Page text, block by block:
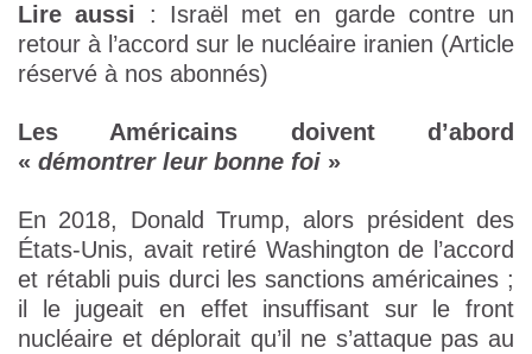
Lire aussi : Israël met en garde contre un
retour à l’accord sur le nucléaire iranien (Article
réservé à nos abonnés)
Les Américains doivent d’abord
« démontrer leur bonne foi »
En 2018, Donald Trump, alors président des
États-Unis, avait retiré Washington de l’accord
et rétabli puis durci les sanctions américaines ;
il le jugeait en effet insuffisant sur le front
nucléaire et déplorait qu’il ne s’attaque pas au